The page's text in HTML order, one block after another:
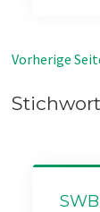
Vorherige